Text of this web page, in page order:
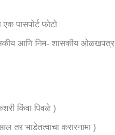
पासपोर्ट फोटो
आणि निम- शासकीय ओळखपत्र
किंवा पिवळे )
तर भाडेतत्वाचा करारनामा )